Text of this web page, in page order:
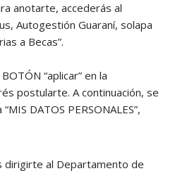
anotarte, accederás al
Autogestión Guaraní, solapa
a Becas”.
“aplicar” en la
postularte. A continuación, se
DATOS PERSONALES”,
dirigirte al Departamento de